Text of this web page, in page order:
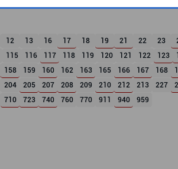
12 13 16 17 18 19 21 22 23
115 116 117 118 119 120 121 122 123
158 159 160 162 163 165 166 167 168
204 205 207 208 209 210 212 213 227
710 723 740 760 770 911 940 959